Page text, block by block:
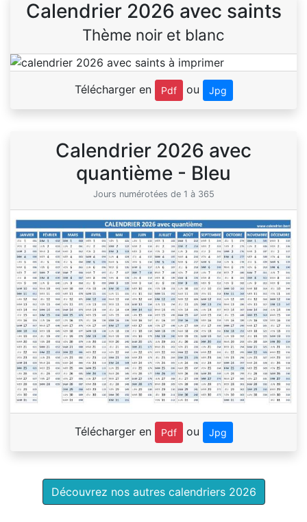
Calendrier 2026 avec saints
Thème noir et blanc
Télécharger en Pdf ou Jpg
Calendrier 2026 avec
quantième - Bleu
Jours numérotées de 1 à 365
Télécharger en Pdf ou Jpg
Découvrez nos autres calendriers 2026